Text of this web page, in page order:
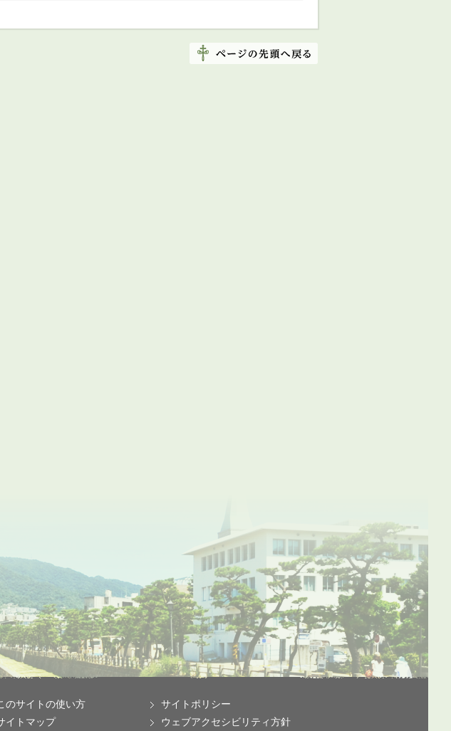
のサイトの使い方
イトマップ
サイトポリシー
ウェブアクセシビリティ方針